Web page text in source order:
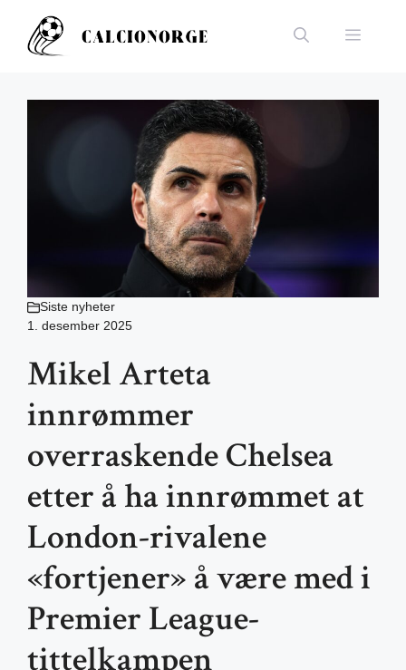
innhold
Meny
Siste nyheter
1. desember 2025
Mikel Arteta
innrømmer
overraskende Chelsea
etter å ha innrømmet at
London-rivalene
«fortjener» å være med i
Premier League-
tittelkampen